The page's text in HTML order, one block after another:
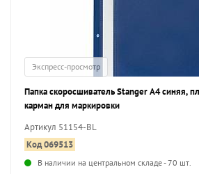
Экспресс-просмотр
Папка скоросшиватель Stanger А4 синяя,
карман для маркировки
Артикул 51154-BL
Код 069513
В наличии на центральном складе - 70 шт.